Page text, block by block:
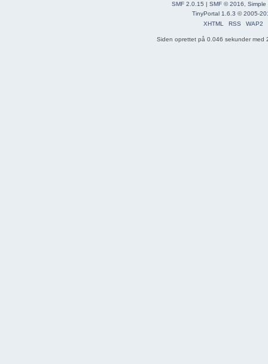
SMF 2.0.15 | SMF © 2016, Simple
TinyPortal 1.6.3 ©2005-
XHTML
RSS WAP2
Siden oprettet på 0.046 sekunder med